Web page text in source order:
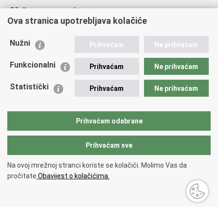
Važne poveznice
Ministarstvo unutarnjih poslova
Udruge
Policijska akademija
Zaklada policijske solidarnosti
Vučetić"
Copyright © 2026 Policijska uprava krapinsko-zagorska.
korištenja.Izjava o pristupačnosti.
Ova stranica upotrebljava kolačiće
Nužni Prihvaćam Ne prihvaćam
Funkcionalni Prihvaćam Ne prihvaćam
Statistički Prihvaćam Ne prihvaćam
Prihvaćam odabrane
Prihvaćam sve
Na ovoj mrežnoj stranci koriste se kolačići. Molimo Vas da
pročitate Obavijest o kolačićima.